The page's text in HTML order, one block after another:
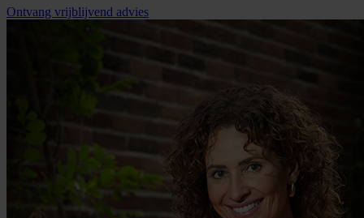
Ontvang vrijblijvend advies